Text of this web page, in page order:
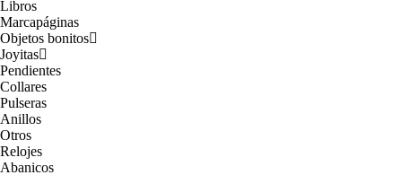
Libros
Marcapáginas
Objetos bonitos
Joyitas
Pendientes
Collares
Pulseras
Anillos
Otros
Relojes
Abanicos